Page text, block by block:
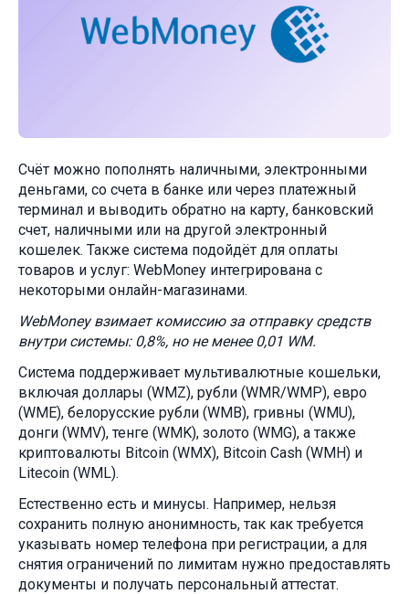
Счёт можно пополнять наличными, электронными
деньгами, со счета в банке или через платежный
терминал и выводить обратно на карту, банковский
счет, наличными или на другой электронный
кошелек. Также система подойдёт для оплаты
товаров и услуг: WebMoney интегрирована с
некоторыми онлайн-магазинами.
WebMoney взимает комиссию за отправку средств
внутри системы: 0,8%, но не менее 0,01 WM.
Система поддерживает мультивалютные кошельки,
включая доллары (WMZ), рубли (WMR/WMP), евро
(WME), белорусские рубли (WMB), гривны (WMU),
донги (WMV), тенге (WMK), золото (WMG), а также
криптовалюты Bitcoin (WMX), Bitcoin Cash (WMH) и
Litecoin (WML).
Естественно есть и минусы. Например, нельзя
сохранить полную анонимность, так как требуется
указывать номер телефона при регистрации, а для
снятия ограничений по лимитам нужно предоставлять
документы и получать персональный аттестат.